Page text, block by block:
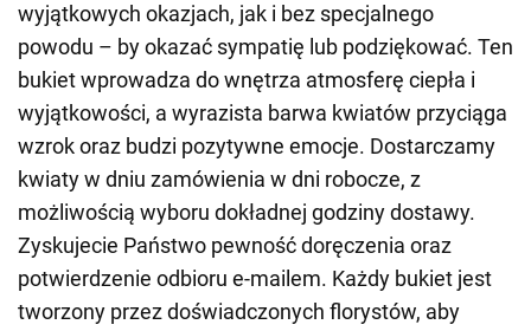
wyjątkowych okazjach, jak i bez specjalnego
powodu – by okazać sympatię lub podziękować. Ten
bukiet wprowadza do wnętrza atmosferę ciepła i
wyjątkowości, a wyrazista barwa kwiatów przyciąga
wzrok oraz budzi pozytywne emocje. Dostarczamy
kwiaty w dniu zamówienia w dni robocze, z
możliwością wyboru dokładnej godziny dostawy.
Zyskujecie Państwo pewność doręczenia oraz
potwierdzenie odbioru e-mailem. Każdy bukiet jest
tworzony przez doświadczonych florystów, aby